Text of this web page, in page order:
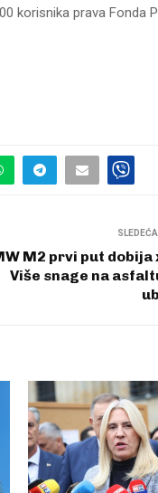
korisnika prava Fonda
M2 prvi put dobija
Više snage na